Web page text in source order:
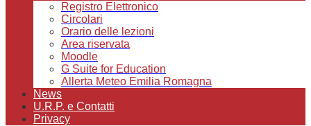
Registro Elettronico
Circolari
Orario delle lezioni
Area riservata
Moodle
G Suite for Education
Allerta Meteo Emilia Romagna
News
U.R.P. e Contatti
Privacy